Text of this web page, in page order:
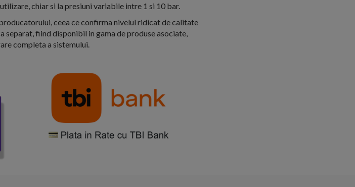
chiar si la presiuni variabile intre 1 si 10 bar.
ceea ce confirma nivelul ridicat de calitate
fiind disponibil in gama de produse asociate,
completa a sistemului.